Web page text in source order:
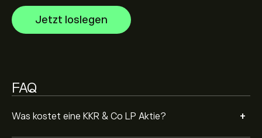
Jetzt loslegen
FAQ
Was kostet eine KKR & Co LP Aktie? +
92.31B‎$‎ USD
Konsens: Starker Kauf.